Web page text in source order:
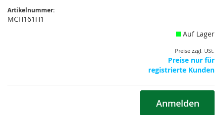
Artikelnummer:
MCH161H1
Auf Lager
Preise zzgl. USt.
Preise nur für
registrierte Kunden
Anmelden